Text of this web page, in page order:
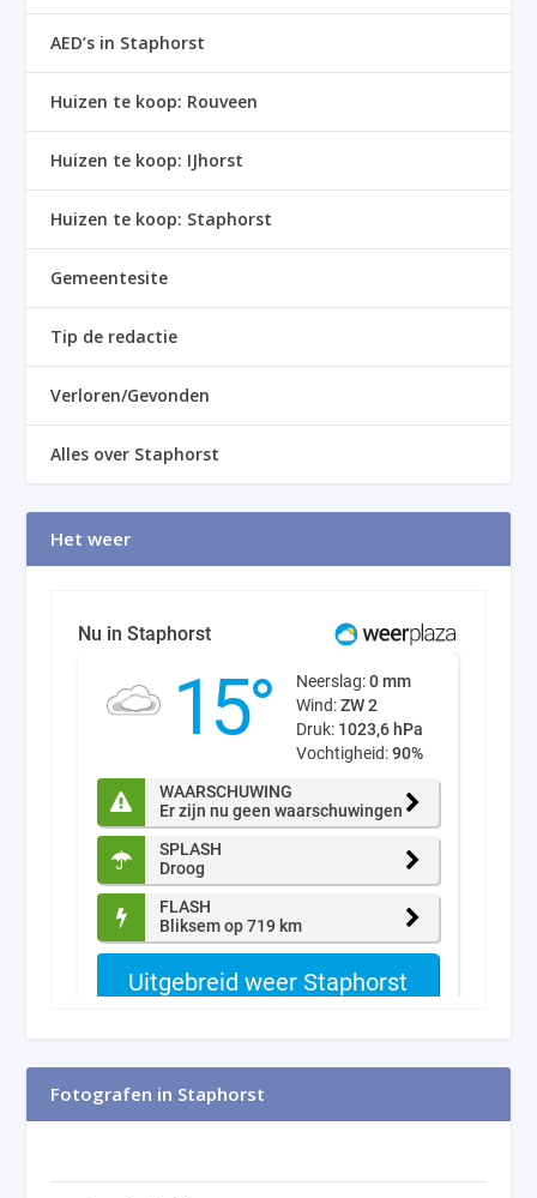
AED’s in Staphorst
Huizen te koop: Rouveen
Huizen te koop: IJhorst
Huizen te koop: Staphorst
Gemeentesite
Tip de redactie
Verloren/Gevonden
Alles over Staphorst
Het weer
Fotografen in Staphorst